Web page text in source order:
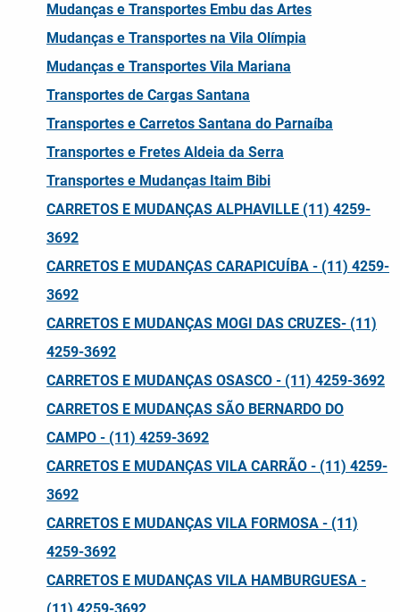
Mudanças e Transportes Embu das Artes
Mudanças e Transportes na Vila Olímpia
Mudanças e Transportes Vila Mariana
Transportes de Cargas Santana
Transportes e Carretos Santana do Parnaíba
Transportes e Fretes Aldeia da Serra
Transportes e Mudanças Itaim Bibi
CARRETOS E MUDANÇAS ALPHAVILLE (11) 4259-
3692
CARRETOS E MUDANÇAS CARAPICUÍBA - (11) 4259-
3692
CARRETOS E MUDANÇAS MOGI DAS CRUZES- (11)
4259-3692
CARRETOS E MUDANÇAS OSASCO - (11) 4259-3692
CARRETOS E MUDANÇAS SÃO BERNARDO DO
CAMPO - (11) 4259-3692
CARRETOS E MUDANÇAS VILA CARRÃO - (11) 4259-
3692
CARRETOS E MUDANÇAS VILA FORMOSA - (11)
4259-3692
CARRETOS E MUDANÇAS VILA HAMBURGUESA -